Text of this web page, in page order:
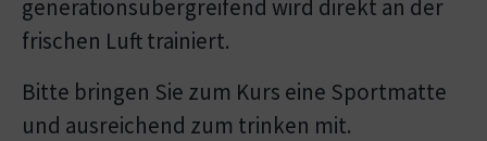
generationsübergreifend wird direkt an der
frischen Luft trainiert.
Bitte bringen Sie zum Kurs eine Sportmatte
und ausreichend zum trinken mit.